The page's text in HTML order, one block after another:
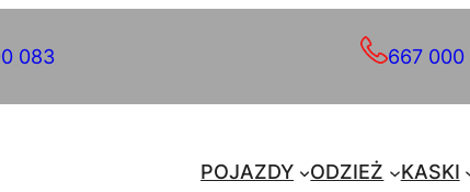
083 667 000
POJAZDY ODZIEŻ KASKI